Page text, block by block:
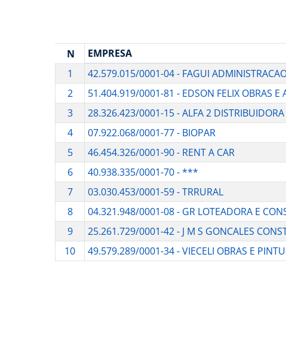
N EMPRESA
1
42.579.015/0001-04 - FAGUI
2
51.404.919/0001-81 - EDSON FELIX OBRAS E
3
28.326.423/0001-15 - ALFA 2 DISTRIBUIDORA
4
07.922.068/0001-77 - BIOPAR
5
46.454.326/0001-90 - RENT A CAR
6
40.938.335/0001-70 - ***
7
03.030.453/0001-59 - TRRURAL
8
04.321.948/0001-08 - GR LOTEADORA E
9
25.261.729/0001-42 - J M S GONCALES
10
49.579.289/0001-34 - VIECELI OBRAS E